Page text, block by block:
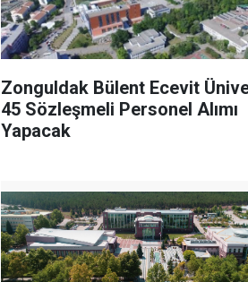
Zonguldak Bülent Ecevit
45 Sözleşmeli Personel Alımı
Yapacak